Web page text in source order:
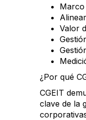
Valor
¿Por qué
CGEIT
clave de la